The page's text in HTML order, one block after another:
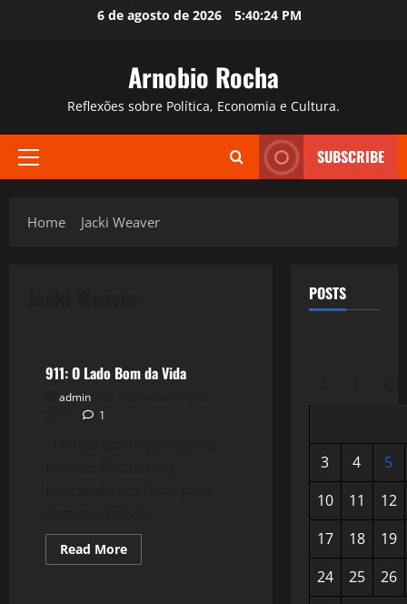
6 de agosto de 2026 5:40:25 PM
Arnobio Rocha
Reflexões sobre Política, Economia e Cultura.
Primary
SUBSCRIBE
Home Jacki Weaver
911: O Lado Bom da Vida
admin
1
Read MoreRead
more
POSTS
3 4
5
10
11
12
17
18
19
24
25
26